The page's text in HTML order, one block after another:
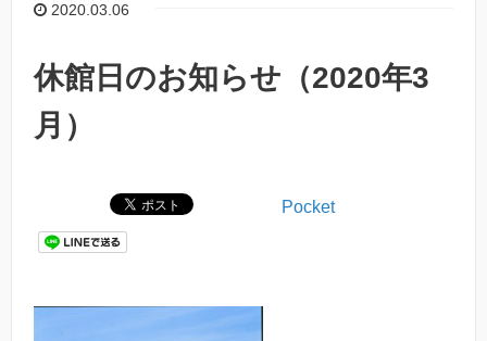
2020.03.06
休館日のお知らせ（2020年3
月）
Pocket